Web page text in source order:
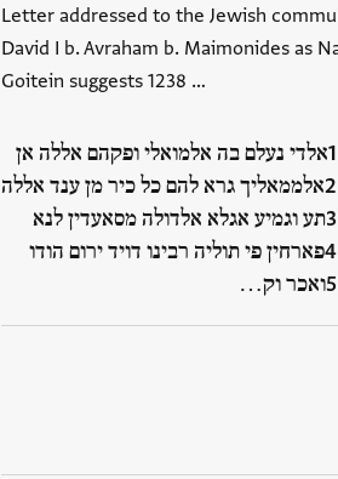
Letter addressed to the Jewish
David I b. Avraham b. Maimonides as
Goitein suggests 1238 …
אלדי נעלם בה אלמואלי ופקהם אללה אן
אלממאליך גרא להם כל כיר מן ענד אללה
תע וגמיע אגלא אלדולה מסאעדין לנא
פארחין פי תוליה רבינו דויד ירום הודו
ואכר וק…